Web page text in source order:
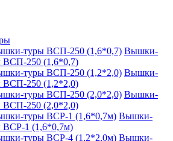
Вышки-
ВСП-250 (1,6*0,7)
Вышки-
ВСП-250 (1,2*2,0)
Вышки-
ВСП-250 (2,0*2,0)
Вышки-
ВСР-1 (1,6*0,7м)
Вышки-